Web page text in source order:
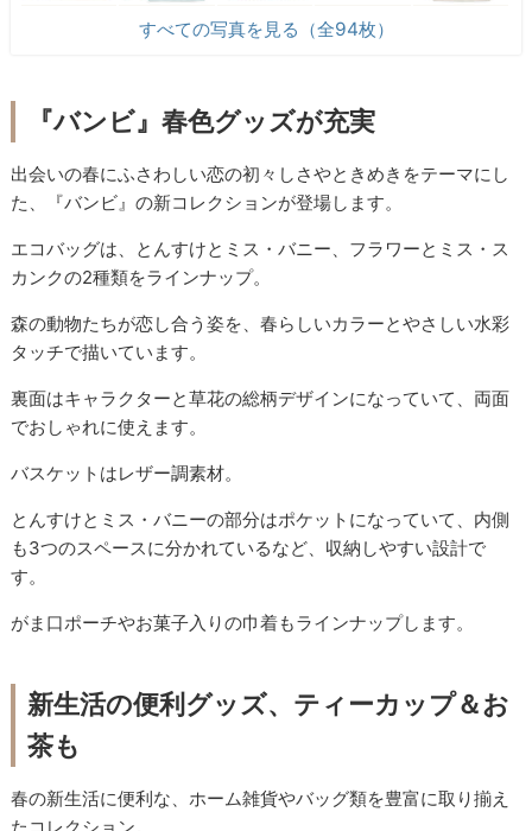
すべての写真を見る（全94枚）
『バンビ』春色グッズが充実
出会いの春にふさわしい恋の初々しさやときめきをテーマにし
た、『バンビ』の新コレクションが登場します。
エコバッグは、とんすけとミス・バニー、フラワーとミス・ス
カンクの2種類をラインナップ。
森の動物たちが恋し合う姿を、春らしいカラーとやさしい水彩
タッチで描いています。
裏面はキャラクターと草花の総柄デザインになっていて、両面
でおしゃれに使えます。
バスケットはレザー調素材。
とんすけとミス・バニーの部分はポケットになっていて、内側
も3つのスペースに分かれているなど、収納しやすい設計で
す。
がま口ポーチやお菓子入りの巾着もラインナップします。
新生活の便利グッズ、ティーカップ＆お
茶も
春の新生活に便利な、ホーム雑貨やバッグ類を豊富に取り揃え